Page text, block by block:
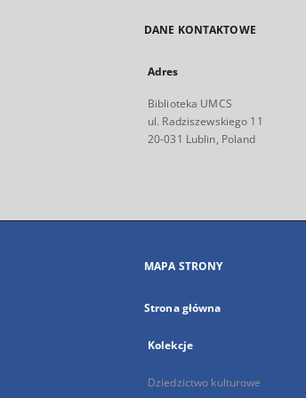
DANE KONTAKTOWE
Adres
Biblioteka UMCS
ul. Radziszewskiego 11
20-031 Lublin, Poland
MAPA STRONY
Strona główna
Kolekcje
Dziedzictwo kulturowe